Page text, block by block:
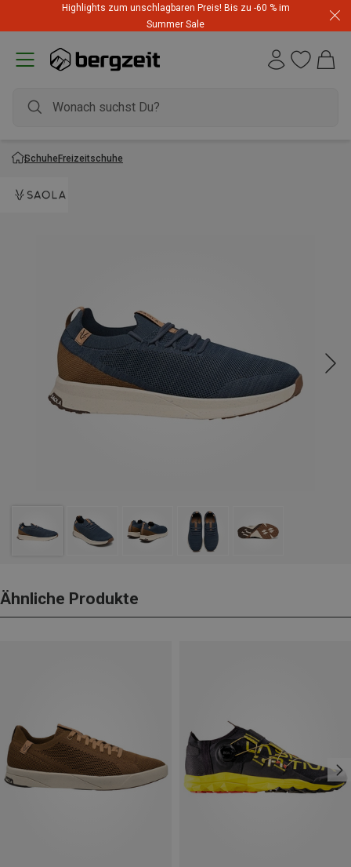
Highlights zum unschlagbaren Preis! Bis zu -60 % im
Summer Sale
SchuheFreizeitschuhe
Ähnliche Produkte